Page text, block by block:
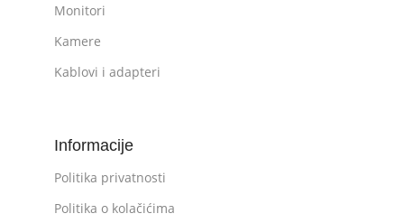
Monitori
Kamere
Kablovi i adapteri
Informacije
Politika privatnosti
Politika o kolačićima